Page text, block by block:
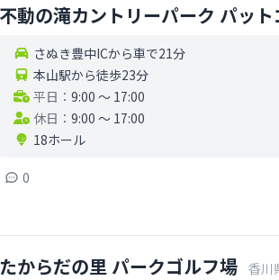
不動の滝カントリーパーク パッ
さぬき豊中ICから車で21分
本山駅から徒歩23分
平日： 9:00 〜 17:00
休日： 9:00 〜 17:00
18ホール
0
たからだの里 パークゴルフ場 香川